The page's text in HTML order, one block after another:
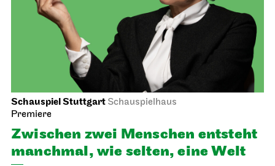
Schauspiel Stuttgart Schauspielhaus
Premiere
Zwischen zwei Menschen ent­steht
manch­mal, wie selten, eine Welt